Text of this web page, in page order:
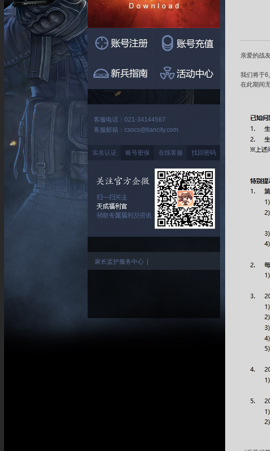
亲爱的战
我们将于6
在此期间
客服电话：021-34144567
客服邮箱：csocs@tiancity.com
实名认证 账号密保 在线客服 找回密码
家长监护服务中心